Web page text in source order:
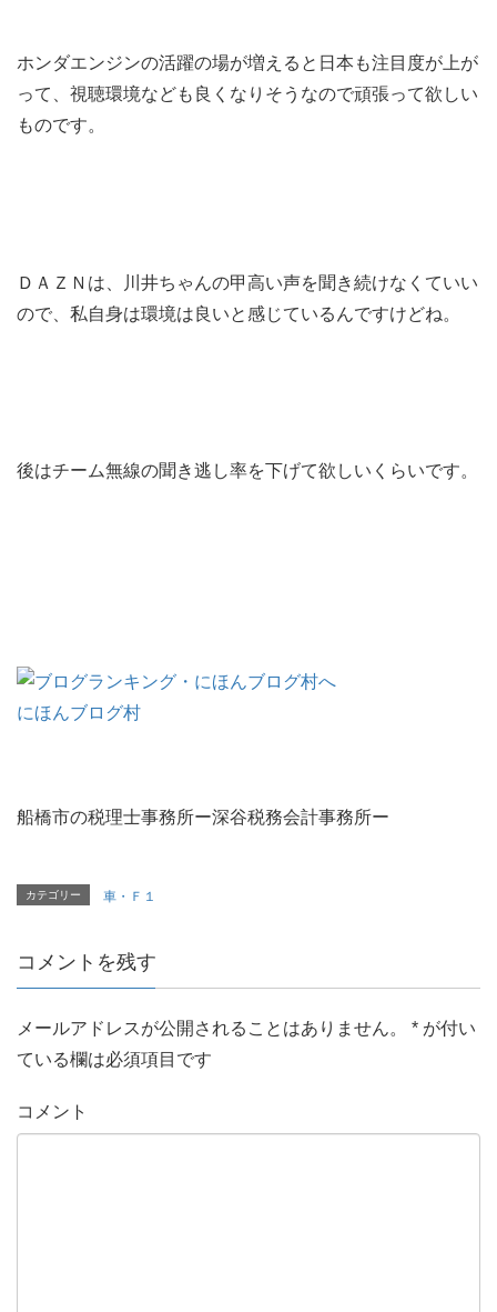
ホンダエンジンの活躍の場が増えると日本も注目度が上が
って、視聴環境なども良くなりそうなので頑張って欲しい
ものです。
ＤＡＺＮは、川井ちゃんの甲高い声を聞き続けなくていい
ので、私自身は環境は良いと感じているんですけどね。
後はチーム無線の聞き逃し率を下げて欲しいくらいです。
にほんブログ村
船橋市の税理士事務所ー深谷税務会計事務所ー
カテゴリー 車・Ｆ１
コメントを残す
メールアドレスが公開されることはありません。 * が付い
ている欄は必須項目です
コメント